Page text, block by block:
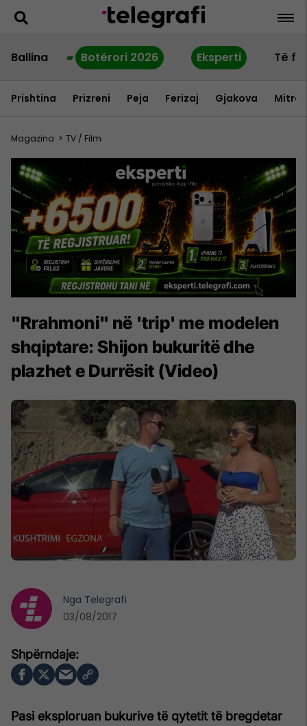
Ballina Botërori 2026 Eksperti Të
Prishtina Prizreni Peja Ferizaj Gjakova
Magazina > TV / Film
"Rrahmoni" në 'trip' me modelen
shqiptare: Shijon bukuritë dhe
plazhet e Durrësit (Video)
Pasi eksploruan bukurive të qytetit të bregdetar
Nga Telegrafi
03/08/2017